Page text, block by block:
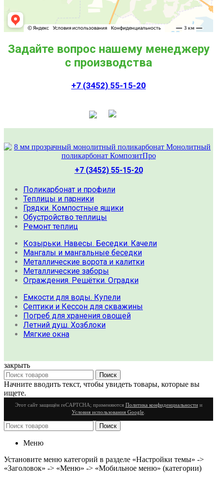
Задайте вопрос нашему менеджеру
с производства
+7 (3452) 55-15-20
+7 (3452) 55-15-20
Поликарбонат и профили
Теплицы и парники
Грядки. Компостные ящики
Обустройство теплицы
Ремонт теплиц
Козырьки. Навесы. Беседки. Качели
Мангалы и мангальные беседки
Металлические ворота и калитки
Металлические заборы
Ограждения. Решётки. Оградки
Емкости для воды. Купели
Септики и Кессон для скважины
Погреб для хранения овощей
Летний душ. Хозблоки
Мягкие окна
закрыть
Поиск
Начните вводить текст, чтобы увидеть товары, которые вы
ищете.
Этот сайт защищён reCAPTCHA; применяются Политика конфиденциальностии
Условия использования Google
Поиск
Меню
Установите меню категорий в разделе «Настройки темы» ->
«Заголовок» -> «Меню» -> «Мобильное меню» (категории)